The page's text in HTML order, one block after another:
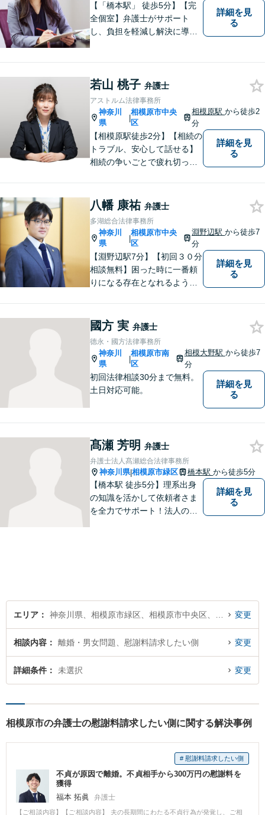
【「橋本駅」 徒歩5分】【完
全個室】弁護士がサポート
し、負担を軽減し解決に導き
はご相談いただき、今後の進
め方を一緒に考えましょう。
【法テラス利用可】
詳細を見
る
若山 桃子 弁護士
アストルム法律事務所
神奈川
県
|
相模原市中央
区
相模原駅から徒歩2
分
【相模原駅徒歩2分】【相続の
トラブル、安心して話せる】
相続の争いごとで疲れ切って
指します。遺産分割協議・遺
留分・調停・裁判にも対応。
詳細を見
る
八幡 康祐 弁護士
多湖総合法律事務所
神奈川
県
|
相模原市中央
区
淵野辺駅から徒歩7
分
【淵野辺駅7分】【初回３０分
相談無料】困った時に一番頼
りになる存在となれるよう、
お電話の際に『ココナラ経由
で八幡弁護士に相談希望』と
お伝え下さい。
詳細を見
る
國方 実 弁護士
德永・國方法律事務所
神奈川
県
|
相模原市南
区
相模大野駅 から徒歩7
分
初回法律相談30分まで無料。
土日対応可能。
詳細を見
る
髙瀬 芳明 弁護士
弁護士法人髙瀬総合法律事務所
神奈川県|相模原市緑区 橋本駅 から徒歩5分
【橋本駅 徒歩5分】理系出身
の知識を活かして依頼者さま
を全力でサポート！法人のお
詳細を見
る
エリア 変更
相談内容 離婚・男女問題、慰謝料請求したい側 変更
詳細条件 未選択 変更
相模原市の弁護士の慰謝料請求したい側に関する解決事例
# 慰謝料請求したい側
不貞が原因で離婚。不貞相手から300万円の慰謝料を
獲得
福本 拓眞
弁護士
【ご相談内容】【ご相談内容】 夫の長期間にわたる不貞行為が発覚し、ご相